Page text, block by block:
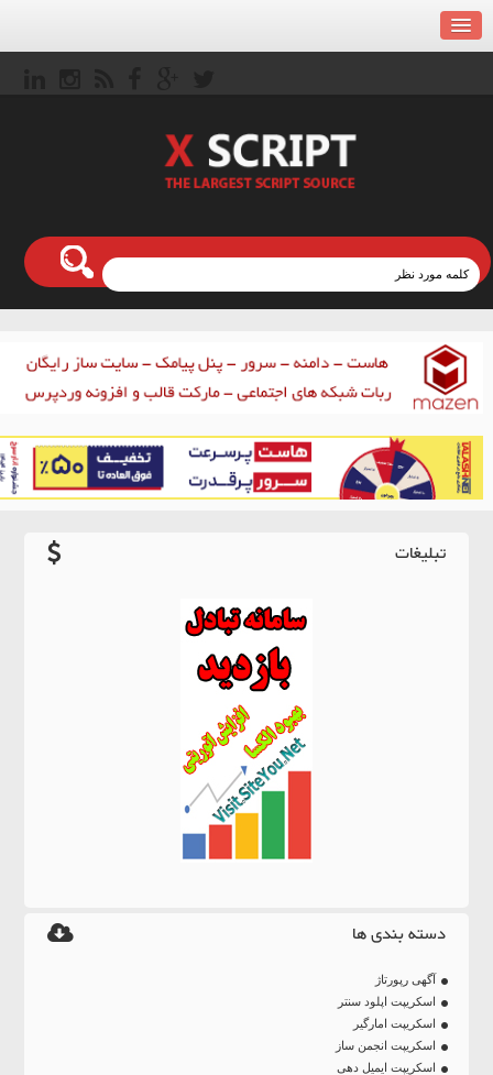
تبلیغات
دسته بندی ها
آگهی رپورتاژ
اسکریپت اپلود سنتر
اسکریپت امارگیر
اسکریپت انجمن ساز
اسکریپت ایمیل دهی